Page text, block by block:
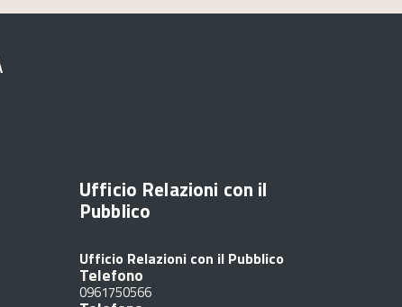
Ufficio Relazioni con il
Pubblico
Ufficio Relazioni con il Pubblico
Telefono
0961750566